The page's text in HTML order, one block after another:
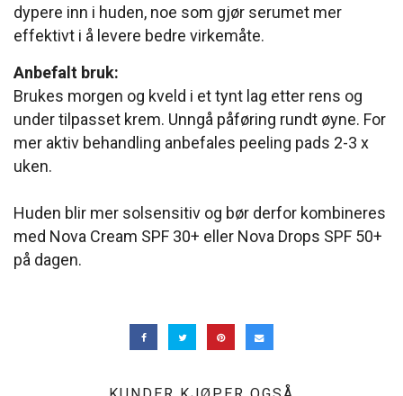
dypere inn i huden, noe som gjør serumet mer
effektivt i å levere bedre virkemåte.
Anbefalt bruk:
Brukes morgen og kveld i et tynt lag etter rens og
under tilpasset krem. Unngå påføring rundt øyne. For
mer aktiv behandling anbefales peeling pads 2-3 x
uken.
Huden blir mer solsensitiv og bør derfor kombineres
med Nova Cream SPF 30+ eller Nova Drops SPF 50+
på dagen.